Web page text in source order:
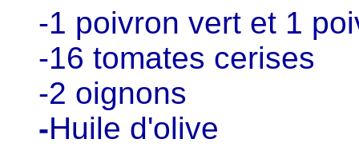
-1 poivron vert et 1
-16 tomates cerises
-2 oignons
-Huile d'olive